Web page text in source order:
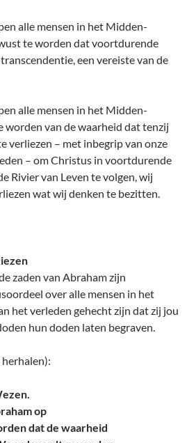
alle mensen in het Midden-
te worden dat voortdurende
een vereiste van de
alle mensen in het Midden-
worden van de waarheid dat tenzij
verliezen – met inbegrip van onze
– om Christus in voortdurende
Rivier van Leven te volgen, wij
wat wij denken te bezitten.
zaden van Abraham zijn
over alle mensen in het
het verleden gehecht zijn dat zij jou
hun doden laten begraven.
op
dat de waarheid